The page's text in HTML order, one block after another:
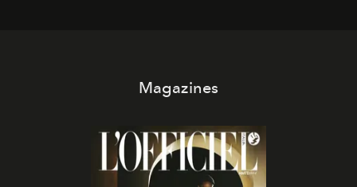
Magazines